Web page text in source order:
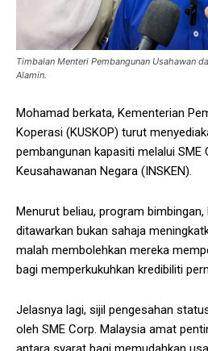
Timbalan Menteri Pembangunan Usahawan
Alamin.
Mohamad berkata, Kementerian
Koperasi (KUSKOP) turut
pembangunan kapasiti melalui
Keusahawanan Negara (INSKEN).
Menurut beliau, program
ditawarkan bukan sahaja
malah membolehkan mereka
bagi memperkukuhkan kredibiliti
Jelasnya lagi, sijil pengesahan
oleh SME Corp. Malaysia amat